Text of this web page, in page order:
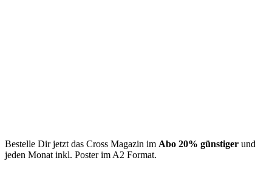
Bestelle Dir jetzt das Cross Magazin im Abo 20% günstiger und
jeden Monat inkl. Poster im A2 Format.